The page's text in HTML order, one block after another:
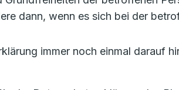
dann, wenn es sich bei der
immer noch einmal darauf